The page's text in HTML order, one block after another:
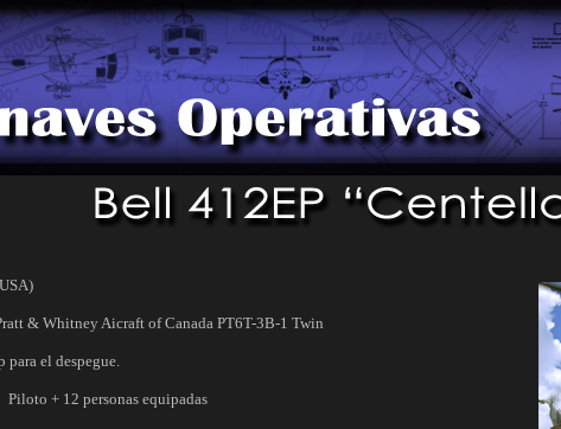
& Whitney Aicraft of Canada PT6T-3B-1 Twin
para el despegue.
Piloto + 12 personas equipadas